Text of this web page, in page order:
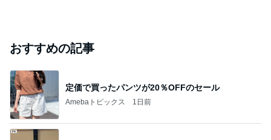
おすすめの記事
定価で買ったパンツが20％OFFのセール
Amebaトピックス 1日前